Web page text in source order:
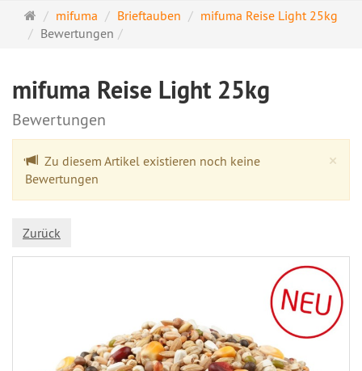
Startseite
mifuma Brieftauben
mifuma Reise Light 25kg
Bewertungen
mifuma Reise Light 25kg
Bewertungen
×
Zu diesem Artikel existieren noch keine
Bewertungen
Zurück